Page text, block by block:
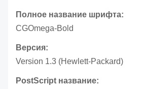
Полное название шрифта:
CGOmega-Bold
Версия:
Version 1.3 (Hewlett-Packard)
PostScript название: